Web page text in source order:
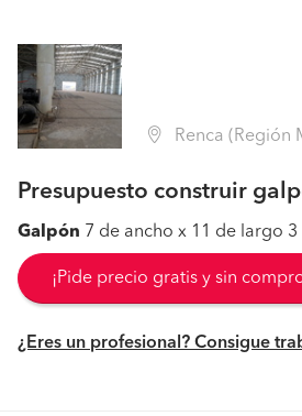
Renca (Región
Presupuesto construir
Galpón 7 de ancho x 11 de largo
¡Pide precio gratis y sin
¿Eres un profesional? Consigue